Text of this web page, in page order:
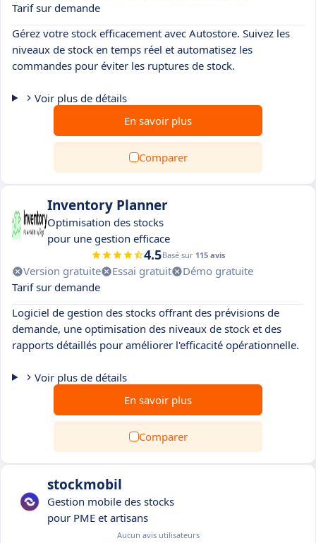
Tarif sur demande
Gérez votre stock efficacement avec Autostore. Suivez les
niveaux de stock en temps réel et automatisez les
commandes pour éviter les ruptures de stock.
Voir plus de détails
En savoir plus
Comparer
Inventory Planner
Optimisation des stocks
pour une gestion efficace
4.5Basé sur 115 avis
Version gratuite Essai gratuit
Démo gratuite
Tarif sur demande
Logiciel de gestion des stocks offrant des prévisions de
demande, une optimisation des niveaux de stock et des
rapports détaillés pour améliorer l'efficacité opérationnelle.
Voir plus de détails
En savoir plus
Comparer
stockmobil
Gestion mobile des stocks
pour PME et artisans
Aucun avis utilisateurs